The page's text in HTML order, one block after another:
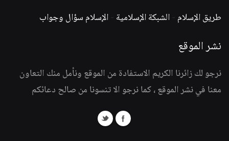
طريق الإسلام -الشبكة الإسلامية -الإسلام سؤال وجواب
نشر الموقع
نرجو لك زائرنا الكريم الاستفادة من الموقع ونأمل منك التعاون
معنا في نشر الموقع ، كما نرجو الا تنسونا من صالح دعائكم